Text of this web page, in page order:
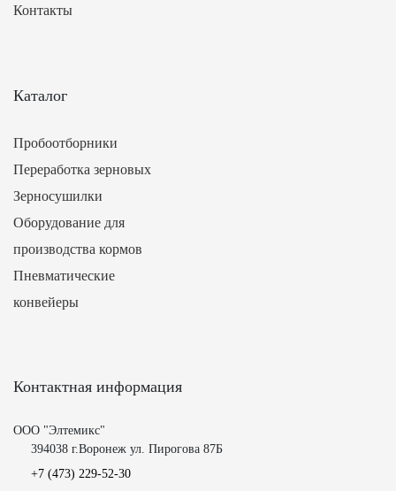
Контакты
Каталог
Пробоотборники
Переработка зерновых
Зерносушилки
Оборудование для
производства кормов
Пневматические
конвейеры
Контактная информация
ООО "Элтемикс"
394038 г.Воронеж ул. Пирогова 87Б
+7 (473) 229-52-30